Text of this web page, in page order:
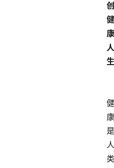
创
健
康
人
生
健
康
是
人
类